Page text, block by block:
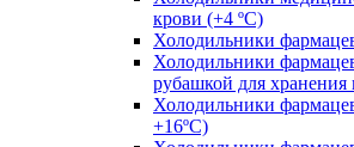
крови (+4 ºС)
Холодильники
Холодильники
рубашкой для
Холодильники
+16ºС)